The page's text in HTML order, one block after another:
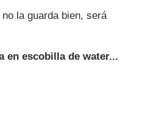
la guarda bien, será
en escobilla de water...